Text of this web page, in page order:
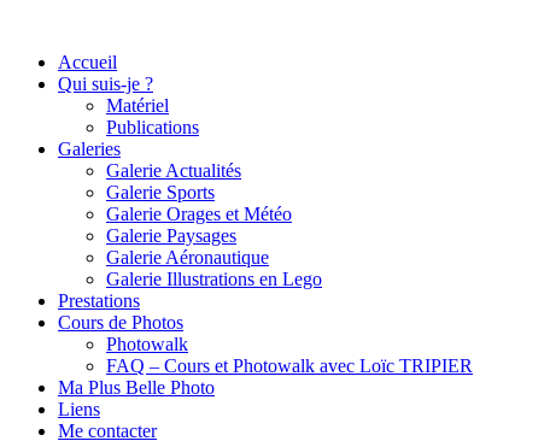
Accueil
Qui suis-je ?
Matériel
Publications
Galeries
Galerie Actualités
Galerie Sports
Galerie Orages et Météo
Galerie Paysages
Galerie Aéronautique
Galerie Illustrations en Lego
Prestations
Cours de Photos
Photowalk
FAQ – Cours et Photowalk avec Loïc TRIPIER
Ma Plus Belle Photo
Liens
Me contacter